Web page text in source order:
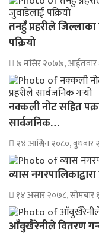
तनहुँ प्रहरीले
पक्रियो
७ मंसिर २०७७, आईतवार
नक्कली नोट सहित
सार्वजनिक…
२४ आश्विन २०८०, बुधबार
व्यास
१४ असार २०७८, सोमबार
आँवुखैरेनीले वितरण गर्‍यो